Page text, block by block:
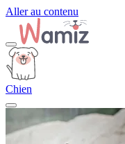
Aller au contenu
Chien